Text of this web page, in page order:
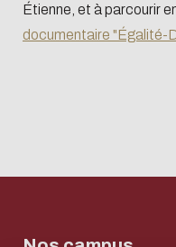
Étienne, et à parcourir
documentaire "Égalité-